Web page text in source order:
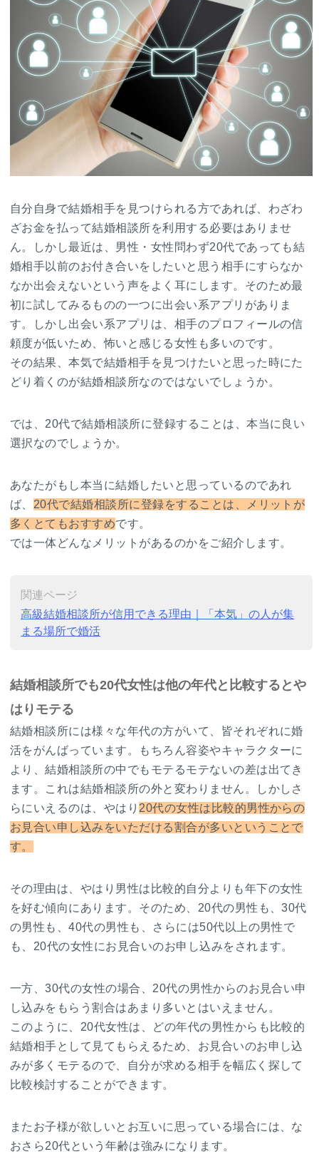
自分自身で結婚相手を見つけられる方であれば、わざわ
ざお金を払って結婚相談所を利用する必要はありませ
ん。しかし最近は、男性・女性問わず20代であっても結
婚相手以前のお付き合いをしたいと思う相手にすらなか
なか出会えないという声をよく耳にします。そのため最
初に試してみるものの一つに出会い系アプリがありま
す。しかし出会い系アプリは、相手のプロフィールの信
頼度が低いため、怖いと感じる女性も多いのです。
その結果、本気で結婚相手を見つけたいと思った時にた
どり着くのが結婚相談所なのではないでしょうか。
では、20代で結婚相談所に登録することは、本当に良い
選択なのでしょうか。
あなたがもし本当に結婚したいと思っているのであれ
ば、 20代で結婚相談所に登録をすることは、メリットが
多くとてもおすすめです。
では一体どんなメリットがあるのかをご紹介します。
関連ページ
高級結婚相談所が信用できる理由｜「本気」の人が集
まる場所で婚活
結婚相談所でも20代女性は他の年代と比較するとや
はりモテる
結婚相談所には様々な年代の方がいて、皆それぞれに婚
活をがんばっています。もちろん容姿やキャラクターに
より、結婚相談所の中でもモテるモテないの差は出てき
ます。これは結婚相談所の外と変わりません。しかしさ
らにいえるのは、やはり20代の女性は比較的男性からの
お見合い申し込みをいただける割合が多いということで
す。
その理由は、やはり男性は比較的自分よりも年下の女性
を好む傾向にあります。そのため、20代の男性も、30代
の男性も、40代の男性も、さらには50代以上の男性で
も、20代の女性にお見合いのお申し込みをされます。
一方、30代の女性の場合、20代の男性からのお見合い申
し込みをもらう割合はあまり多いとはいえません。
このように、20代女性は、どの年代の男性からも比較的
結婚相手として見てもらえるため、お見合いのお申し込
みが多くモテるので、自分が求める相手を幅広く探して
比較検討することができます。
またお子様が欲しいとお互いに思っている場合には、な
おさら20代という年齢は強みになります。